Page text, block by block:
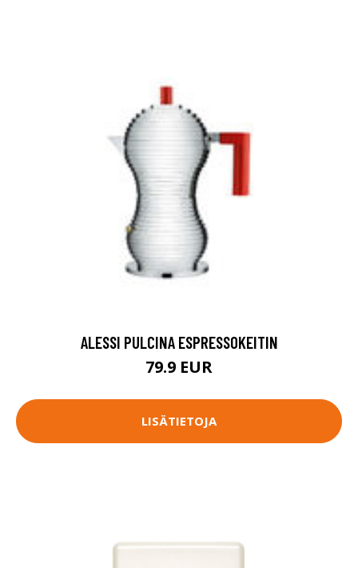
ALESSI PULCINA ESPRESSOKEITIN
79.9 EUR
LISÄTIETOJA